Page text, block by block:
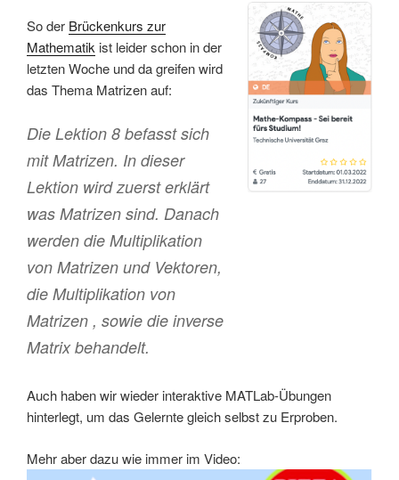
So der Brückenkurs zur
Mathematik ist leider schon in der
letzten Woche und da greifen wird
das Thema Matrizen auf:
Die Lektion 8 befasst sich
mit Matrizen. In dieser
Lektion wird zuerst erklärt
was Matrizen sind. Danach
werden die Multiplikation
von Matrizen und Vektoren,
die Multiplikation von
Matrizen , sowie die inverse
Matrix behandelt.
Auch haben wir wieder interaktive MATLab-Übungen
hinterlegt, um das Gelernte gleich selbst zu Erproben.
Mehr aber dazu wie immer im Video: